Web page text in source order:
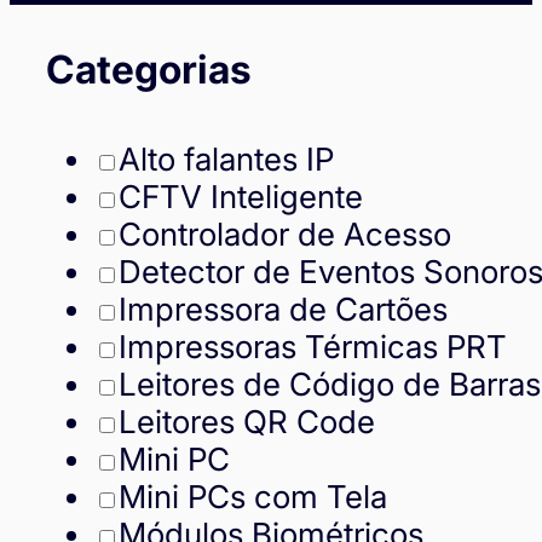
Categorias
Alto falantes IP
CFTV Inteligente
Controlador de Acesso
Detector de Eventos Sonoros
Impressora de Cartões
Impressoras Térmicas PRT
Leitores de Código de Barras
Leitores QR Code
Mini PC
Mini PCs com Tela
Módulos Biométricos